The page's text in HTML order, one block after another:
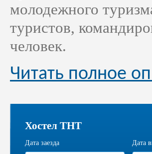
молодежного
туристов,
человек.
Читать полное
Хостел ТНТ
Дата заезда Дата